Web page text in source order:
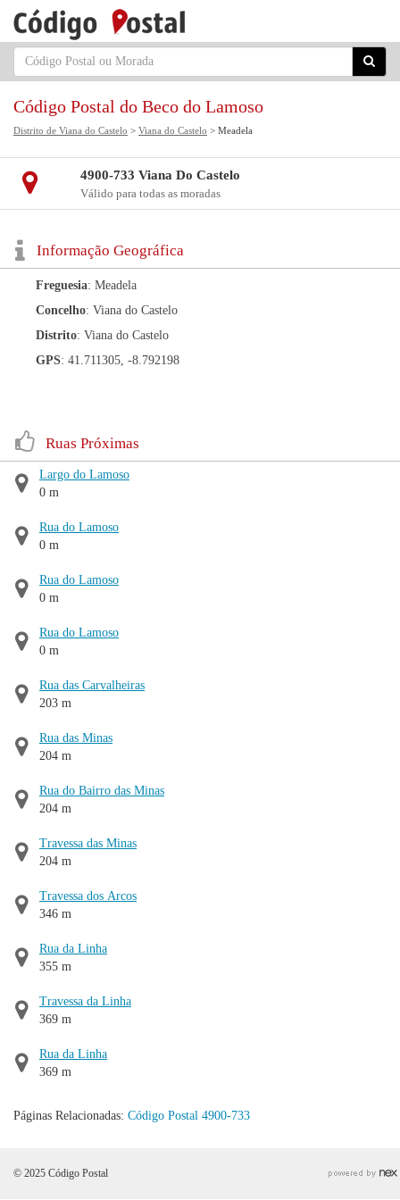
Código Postal do Beco do Lamoso
Distrito de Viana do Castelo > Viana do Castelo > Meadela
4900-733 Viana Do Castelo
Válido para todas as moradas
Informação Geográfica
Freguesia: Meadela
Concelho: Viana do Castelo
Distrito: Viana do Castelo
GPS: 41.711305, -8.792198
Ruas Próximas
Largo do Lamoso
0 m
Rua do Lamoso
0 m
Rua do Lamoso
0 m
Rua do Lamoso
0 m
Rua das Carvalheiras
203 m
Rua das Minas
204 m
Rua do Bairro das Minas
204 m
Travessa das Minas
204 m
Travessa dos Arcos
346 m
Rua da Linha
355 m
Travessa da Linha
369 m
Rua da Linha
369 m
Páginas Relacionadas: Código Postal 4900-733
© 2025 Código Postal